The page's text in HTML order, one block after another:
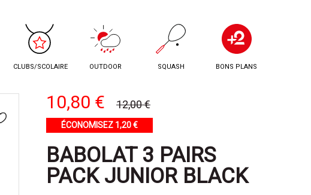
CLUBS/SCOLAIRE OUTDOOR SQUASH BONS PLANS
10,80 € 12,00 €
ÉCONOMISEZ 1,20 €
BABOLAT 3 PAIRS
PACK JUNIOR BLACK